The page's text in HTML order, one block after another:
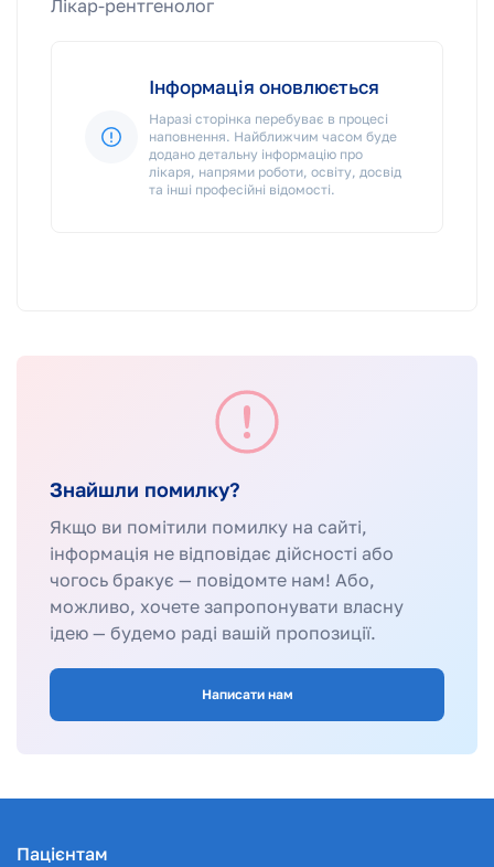
Лікар-рентгенолог
Інформація оновлюється
Наразі сторінка перебуває в процесі
наповнення. Найближчим часом буде
додано детальну інформацію про
лікаря, напрями роботи, освіту, досвід
та інші професійні відомості.
Знайшли помилку?
Якщо ви помітили помилку на сайті,
інформація не відповідає дійсності або
чогось бракує — повідомте нам! Або,
можливо, хочете запропонувати власну
ідею — будемо раді вашій пропозиції.
Написати нам
Пацієнтам